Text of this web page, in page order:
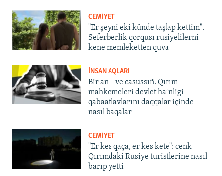
CEMİYET
"Er şeyni eki künde taşlap kettim".
Seferberlik qorqusı rusiyelilerni
kene memleketten quva
İNSAN AQLARI
Bir an – ve casussıñ. Qırım
mahkemeleri devlet hainligi
qabaatlavlarını daqqalar içinde
nasıl baqalar
CEMİYET
"Er kes qaça, er kes kete": cenk
Qırımdaki Rusiye turistlerine nasıl
barıp yetti